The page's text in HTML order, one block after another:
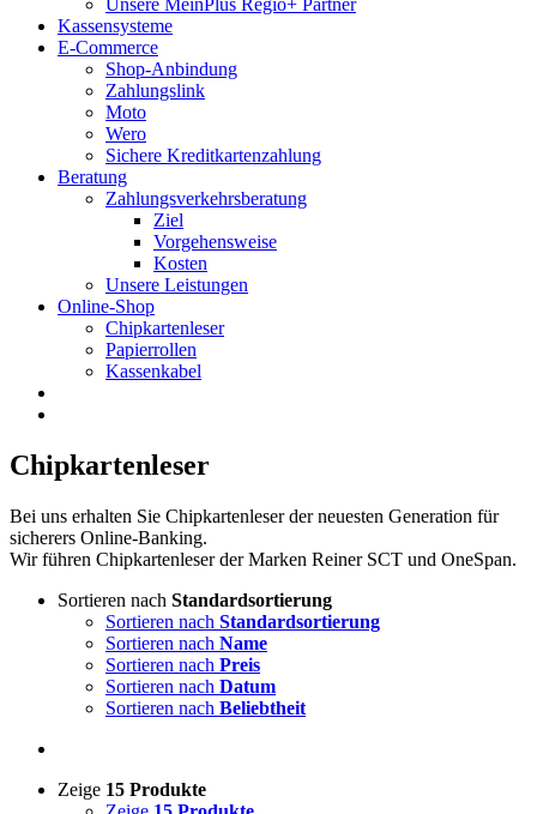
Unsere MeinPlus Regio+ Partner
Kassensysteme
E-Commerce
Shop-Anbindung
Zahlungslink
Moto
Wero
Sichere Kreditkartenzahlung
Beratung
Zahlungsverkehrsberatung
Ziel
Vorgehensweise
Kosten
Unsere Leistungen
Online-Shop
Chipkartenleser
Papierrollen
Kassenkabel
Chipkartenleser
Bei uns erhalten Sie Chipkartenleser der neuesten Generation für
sicherers Online-Banking.
Wir führen Chipkartenleser der Marken Reiner SCT und OneSpan.
Sortieren nach Standardsortierung
Sortieren nach Standardsortierung
Sortieren nach Name
Sortieren nach Preis
Sortieren nach Datum
Sortieren nach Beliebtheit
Zeige 15 Produkte